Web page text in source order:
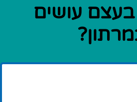
עושים